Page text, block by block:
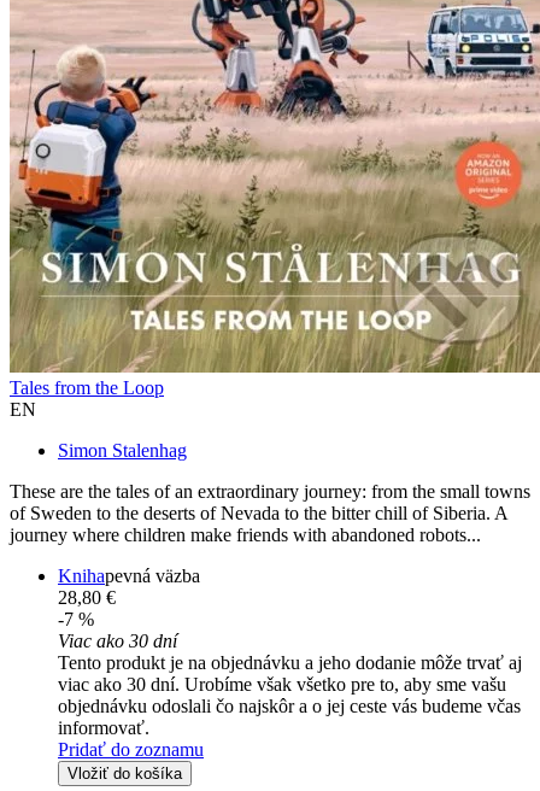
Tales from the Loop
EN
Simon Stalenhag
These are the tales of an extraordinary journey: from the small towns
of Sweden to the deserts of Nevada to the bitter chill of Siberia. A
journey where children make friends with abandoned robots...
Knihapevná väzba
28,80 €
-7 %
Viac ako 30 dní
Tento produkt je na objednávku a jeho dodanie môže trvať aj
viac ako 30 dní. Urobíme však všetko pre to, aby sme vašu
objednávku odoslali čo najskôr a o jej ceste vás budeme včas
informovať.
Pridať do zoznamu
Vložiť do košíka